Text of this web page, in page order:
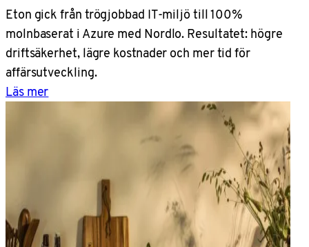
Eton gick från trögjobbad IT-miljö till 100%
molnbaserat i Azure med Nordlo. Resultatet: högre
driftsäkerhet, lägre kostnader och mer tid för
affärsutveckling.
Läs mer